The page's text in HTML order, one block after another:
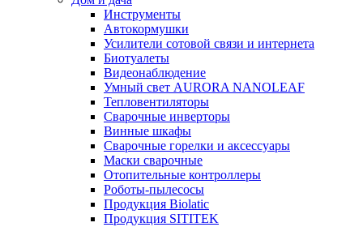
Инструменты
Автокормушки
Усилители сотовой связи и интернета
Биотуалеты
Видеонаблюдение
Умный свет AURORA NANOLEAF
Тепловентиляторы
Сварочные инверторы
Винные шкафы
Сварочные горелки и аксессуары
Маски сварочные
Отопительные контроллеры
Роботы-пылесосы
Продукция Biolatic
Продукция SITITEK